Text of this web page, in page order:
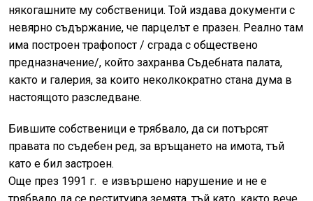
някогашните му собственици. Той издава документи с
невярно съдържание, че парцелът е празен. Реално там
има построен трафопост / сграда с обществено
предназначение/, който захранва Съдебната палата,
както и галерия, за които неколкократно стана дума в
настоящото разследване.
Бившите собственици е трябвало, да си потърсят
правата по съдебен ред, за връщането на имота, тъй
като е бил застроен.
Още през 1991 г. е извършено нарушение и не е
трябвало да се реституира земята, тъй като, както вече